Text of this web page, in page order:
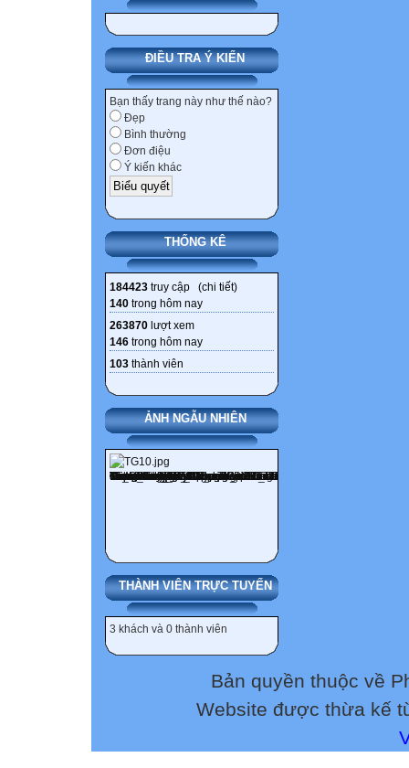
ĐIỀU TRA Ý KIẾN
Bạn thấy trang này như thế nào?
Đẹp
Bình thường
Đơn điệu
Ý kiến khác
THỐNG KÊ
184423 truy cập (chi tiết)
140 trong hôm nay
263870 lượt xem
146 trong hôm nay
103 thành viên
ẢNH NGẪU NHIÊN
THÀNH VIÊN TRỰC TUYẾN
3 khách và 0 thành viên
Bản quyền thuộc về
Website được thừa kế